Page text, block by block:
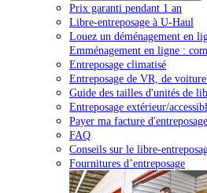
Prix garanti pendant 1 an
Libre-entreposage à U-Haul
Louez un déménagement en
Emménagement en ligne :
Entreposage climatisé
Entreposage de VR, de
Guide des tailles d'unités de
Entreposage extérieur/
Payer ma facture d'entreposage
FAQ
Conseils sur le libre-
Fournitures d’entreposage